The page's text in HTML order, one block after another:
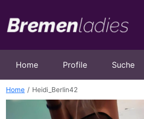
Home Profile Suche
Home Heidi_Berlin42